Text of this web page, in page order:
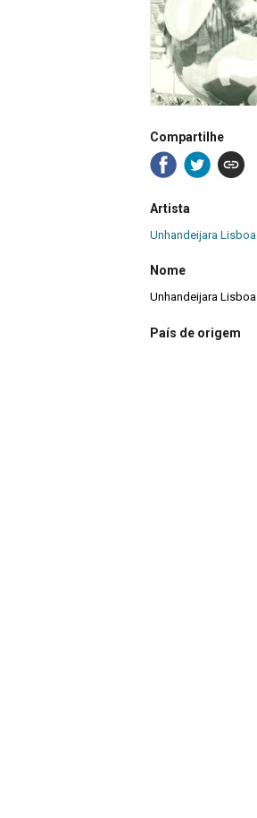
Compartilhe
Artista
Unhandeijara Lisboa
Nome
Unhandeijara Lisboa
País de origem